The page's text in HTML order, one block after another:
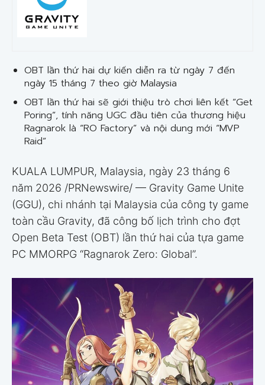
OBT lần thứ hai dự kiến diễn ra từ ngày 7 đến
ngày 15 tháng 7 theo giờ Malaysia
OBT lần thứ hai sẽ giới thiệu trò chơi liên kết “Get
Poring”, tính năng UGC đầu tiên của thương hiệu
Ragnarok là “RO Factory” và nội dung mới “MVP
Raid”
KUALA LUMPUR, Malaysia, ngày 23 tháng 6
năm 2026 /PRNewswire/ — Gravity Game Unite
(GGU), chi nhánh tại Malaysia của công ty game
toàn cầu Gravity, đã công bố lịch trình cho đợt
Open Beta Test (OBT) lần thứ hai của tựa game
PC MMORPG “Ragnarok Zero: Global”.